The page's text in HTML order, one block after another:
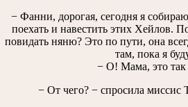
− Фанни, дорогая, сегодня я
поехать и навестить этих Хейлов.
повидать няню? Это по пути, она
там, пока я
− О! Мама, это так
− От чего? − спросила миссис